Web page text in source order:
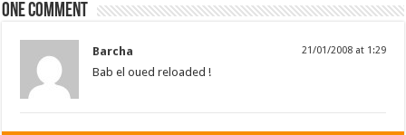
One comment
Barcha 21/01/2008 at 1:29
Bab el oued reloaded !